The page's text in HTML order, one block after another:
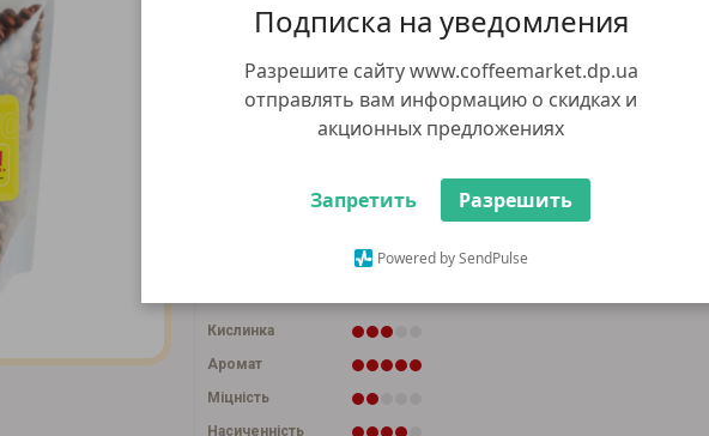
Подписка на уведомления
Разрешите сайту www.coffeemarket.dp.ua
отправлять вам информацию о скидках и
акционных предложениях
Запретить Разрешить
Powered by SendPulse
77.00 грн
1кг 100г
Купити в 1
Кислинка
Аромат
Міцність
Насиченність